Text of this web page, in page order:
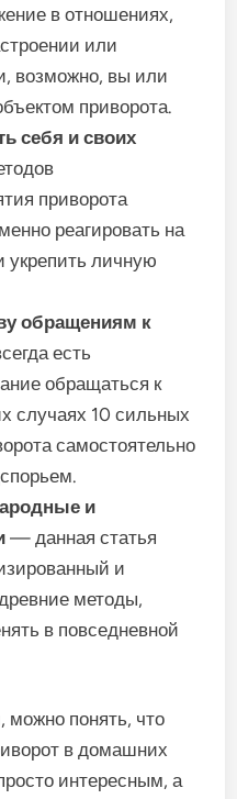
в отношениях,
или
возможно, вы или
приворота.
себя и своих
приворота
реагировать на
укрепить личную
обращениям к
есть
обращаться к
случаях 10 сильных
самостоятельно
и
— данная статья
и
методы,
в повседневной
можно понять, что
в домашних
интересным, а